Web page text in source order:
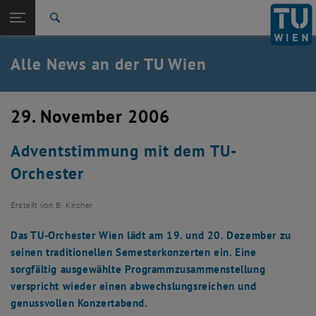
TU Login
Quicklinks
Quicklinks-Menü umschalten
Studium
Karriere
Zurück: Subseiten von TU Wien Startseite auflisten
Zurück zur letzten Ebene:
TU Wien Startseite
Übersicht
Alle News an der TU Wien
29. November 2006
Adventstimmung mit dem TU-
Orchester
Erstellt von B. Kircher
Das TU-Orchester Wien lädt am 19. und 20. Dezember zu
seinen traditionellen Semesterkonzerten ein. Eine
sorgfältig ausgewählte Programmzusammenstellung
verspricht wieder einen abwechslungsreichen und
genussvollen Konzertabend.